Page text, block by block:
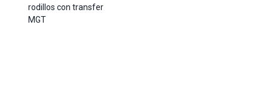
rodillos con transfer
MGT